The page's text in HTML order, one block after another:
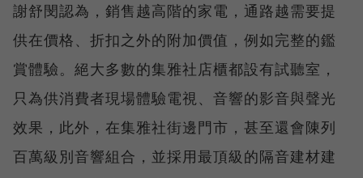
謝舒閔認為，銷售越高階的家電，通路越需要提
供在價格、折扣之外的附加價值，例如完整的鑑
賞體驗。絕大多數的集雅社店櫃都設有試聽室，
只為供消費者現場體驗電視、音響的影音與聲光
效果，此外，在集雅社街邊門市，甚至還會陳列
百萬級別音響組合，並採用最頂級的隔音建材建